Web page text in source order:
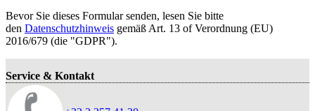
Bevor Sie dieses Formular senden, lesen Sie bitte
den Datenschutzhinweis gemäß Art. 13 оf Verordnung (EU)
2016/679 (die "GDPR").
Service & Kontakt